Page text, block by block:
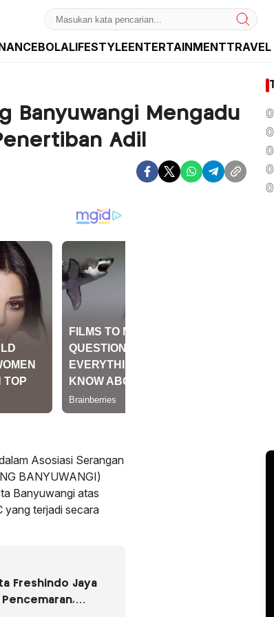
BOLALIFESTYLEENTERTAINMENTTRAVEL
Banyuwangi Mengadu
Adil
Asosiasi Serangan
BANYUWANGI)
Banyuwangi atas
yang terjadi secara
Freshindo Jaya